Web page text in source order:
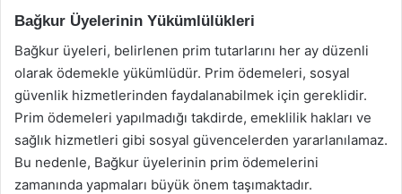
Bağkur Üyelerinin Yükümlülükleri
Bağkur üyeleri, belirlenen prim tutarlarını her ay düzenli
olarak ödemekle yükümlüdür. Prim ödemeleri, sosyal
güvenlik hizmetlerinden faydalanabilmek için gereklidir.
Prim ödemeleri yapılmadığı takdirde, emeklilik hakları ve
sağlık hizmetleri gibi sosyal güvencelerden yararlanılamaz.
Bu nedenle, Bağkur üyelerinin prim ödemelerini
zamanında yapmaları büyük önem taşımaktadır.